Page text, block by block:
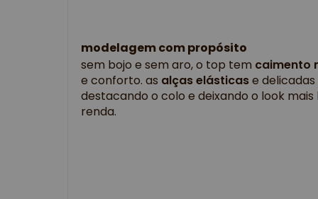
modelagem com propósito
sem bojo e sem aro, o top tem caimento
e conforto. as alças elásticase
destacando o colo e deixando o look
renda.